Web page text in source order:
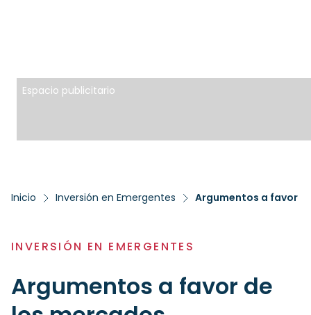
Espacio publicitario
Inicio Inversión en Emergentes Argumentos a favor
INVERSIÓN EN EMERGENTES
Argumentos a favor de